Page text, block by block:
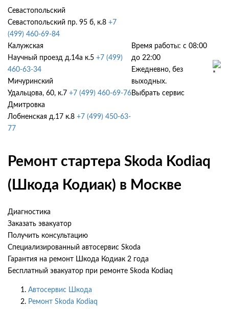
Севастопольский
Севастопольский пр. 95 б, к.8 +7
(499) 460-69-84
Калужская
Научный проезд д.14а к.5 +7 (499)
460-63-34
Мичуринский
Удальцова, 60, к.7 +7 (499) 460-69-76
Дмитровка
Лобненская д.17 к.8 +7 (499) 450-63-
77
Время работы: с 08:00
до 22:00
Ежедневно, без
выходных.
Выбрать сервис
Ремонт стартера Skoda Kodiaq
(Шкода Кодиак) в Москве
Диагностика
Заказать эвакуатор
Получить консультацию
Специализированный автосервис Skoda
Гарантия на ремонт Шкода Кодиак 2 года
Бесплатный эвакуатор при ремонте Skoda Kodiaq
Автосервис Шкода
Ремонт Skoda Kodiaq